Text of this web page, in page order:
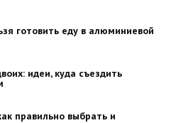
готовить еду в алюминиевой
идеи, куда съездить
правильно выбрать и